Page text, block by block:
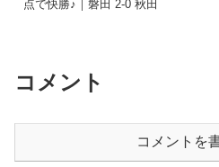
点で快勝♪｜磐田 2-0 秋田
コメント
コメントを